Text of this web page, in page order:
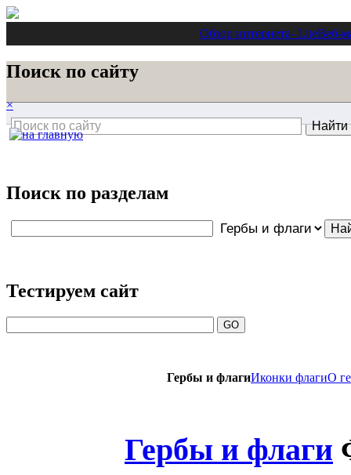
Обзор интернета- LiteВеб-
Поиск по сайту
×
Поиск по разделам
Тестируем сайт
Гербы и флагиИконки флагиO
Гербы и флаги